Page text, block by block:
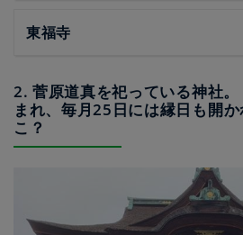
東福寺
2. 菅原道真を祀っている神社
まれ、毎月25日には縁日も開
こ？